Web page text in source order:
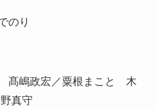
のり
髙嶋政宏／粟根まこと 木
真守